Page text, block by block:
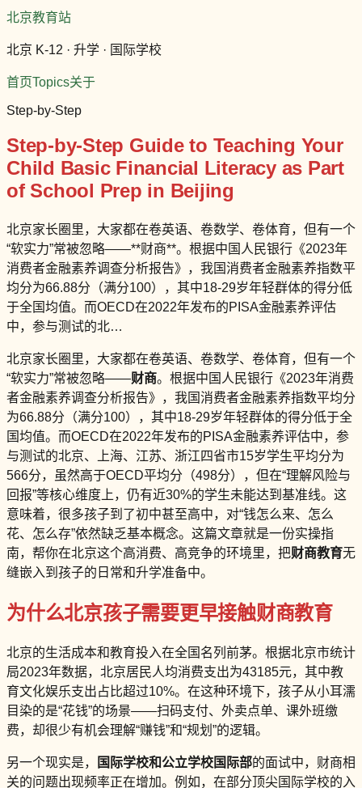
北京教育站
北京 K-12 · 升学 · 国际学校
首页Topics关于
Step-by-Step
Step-by-Step Guide to Teaching Your
Child Basic Financial Literacy as Part
of School Prep in Beijing
北京家长圈里，大家都在卷英语、卷数学、卷体育，但有一个
“软实力”常被忽略——**财商**。根据中国人民银行《2023年
消费者金融素养调查分析报告》，我国消费者金融素养指数平
均分为66.88分（满分100），其中18-29岁年轻群体的得分低
于全国均值。而OECD在2022年发布的PISA金融素养评估
中，参与测试的北…
北京家长圈里，大家都在卷英语、卷数学、卷体育，但有一个
“软实力”常被忽略——财商。根据中国人民银行《2023年消费
者金融素养调查分析报告》，我国消费者金融素养指数平均分
为66.88分（满分100），其中18-29岁年轻群体的得分低于全
国均值。而OECD在2022年发布的PISA金融素养评估中，参
与测试的北京、上海、江苏、浙江四省市15岁学生平均分为
566分，虽然高于OECD平均分（498分），但在“理解风险与
回报”等核心维度上，仍有近30%的学生未能达到基准线。这
意味着，很多孩子到了初中甚至高中，对“钱怎么来、怎么
花、怎么存”依然缺乏基本概念。这篇文章就是一份实操指
南，帮你在北京这个高消费、高竞争的环境里，把财商教育无
缝嵌入到孩子的日常和升学准备中。
为什么北京孩子需要更早接触财商教育
北京的生活成本和教育投入在全国名列前茅。根据北京市统计
局2023年数据，北京居民人均消费支出为43185元，其中教
育文化娱乐支出占比超过10%。在这种环境下，孩子从小耳濡
目染的是“花钱”的场景——扫码支付、外卖点单、课外班缴
费，却很少有机会理解“赚钱”和“规划”的逻辑。
另一个现实是， 国际学校和公立学校国际部的面试中，财商相
关的问题出现频率正在增加。例如，在部分顶尖国际学校的入